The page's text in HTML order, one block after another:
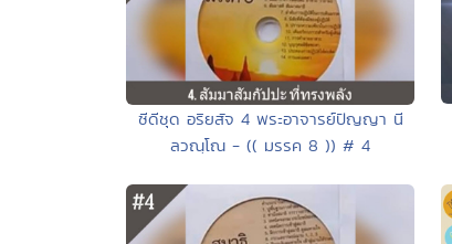
ซีดีชุด อริยสัจ 4 พระอาจารย์ปัญญา นี
ลวณฺโณ - (( มรรค 8 )) # 4